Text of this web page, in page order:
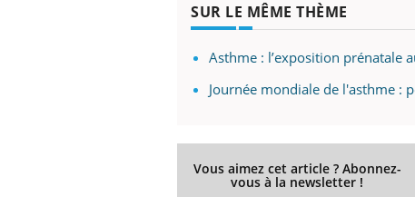
SUR LE MÊME THÈME
Asthme : l’exposition prénatale
Journée mondiale de l'asthme :
Vous aimez cet article ? Abonnez-
vous à la newsletter !